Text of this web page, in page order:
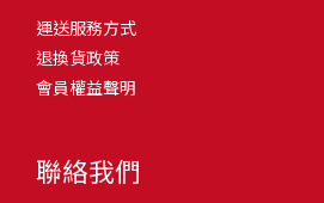
和獨立能力。 幼犬訓練常見問題Q1: 幾
練？A: 訓練可從幼犬到家首日開始（約
化黃金期，每次訓練控制在5-10分鐘內
屬啃咬玩具作替代品，發現不當啃咬時
熱，水分流失快，腸道可能變得敏感，
換季時沒有適當調整環境，貓咪的腸胃
天注意保暖，提供暖墊、厚毯，避免冷
像是開冷氣又突然關掉，容易讓貓咪腸
時，記得關心貓咪的腸胃狀況，適當調
活中輕鬆改善看到滿屋子的貓毛是不是
透過一些簡單的日常照護方式，就能有
毛、洗澡到增加互動和營養調整，這些
行動吧！ 預防貓掉毛方法1：勤勞梳毛
啦！勤勞梳毛是最直接有效的掉毛控制
的紙箱。建議一開始可以購買單價較低
使用狀況，再考慮購買「豪宅」！ 項
$500貓跳台$1,500貓砂盆$500貓抓板
咪是非常需要安全感的動物，可以準備
運送服務方式
退換貨政策
會員權益聲明
聯絡我們